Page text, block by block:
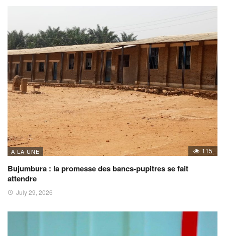
A LA UNE 115
Bujumbura : la promesse des bancs-pupitres se fait
attendre
July 29, 2026